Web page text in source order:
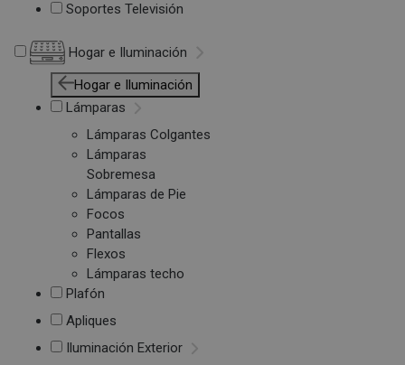
Soportes Televisión
Hogar e Iluminación
Hogar e Iluminación
Lámparas
Lámparas Colgantes
Lámparas
Sobremesa
Lámparas de Pie
Focos
Pantallas
Flexos
Lámparas techo
Plafón
Apliques
Iluminación Exterior